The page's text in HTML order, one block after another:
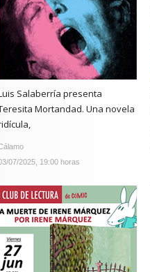
Salaberría presenta
Mortandad. Una novela
07/2025, 19:00 horas